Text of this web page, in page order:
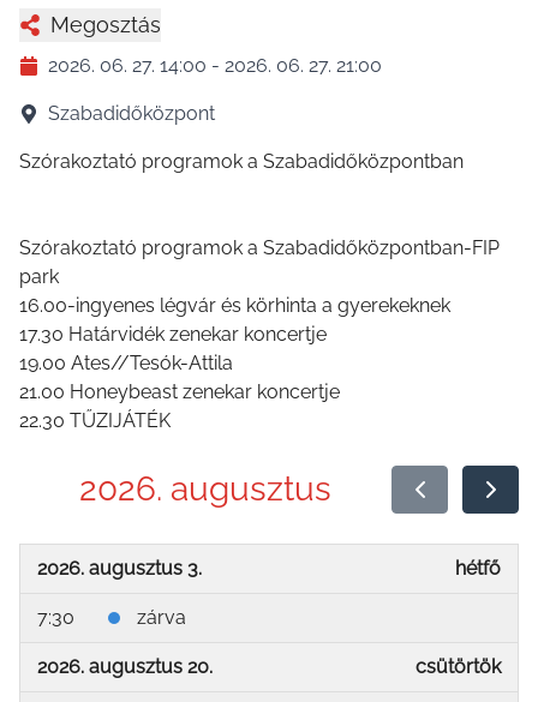
Megosztás
2026. 06. 27. 14:00 - 2026. 06. 27. 21:00
Szabadidőközpont
Szórakoztató programok a Szabadidőközpontban
Szórakoztató programok a Szabadidőközpontban-FIP
park
16.00-ingyenes légvár és körhinta a gyerekeknek
17.30 Határvidék zenekar koncertje
19.00 Ates//Tesók-Attila
21.00 Honeybeast zenekar koncertje
22.30 TŰZIJÁTÉK
2026. augusztus
2026. augusztus 3. hétfő
7:30 zárva
2026. augusztus 20. csütörtök